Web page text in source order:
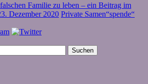
Familie zu leben – ein Beitrag im
Dezember 2020 Private Samen“spende“